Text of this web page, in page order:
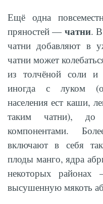
Ещё одна
пряностей — чатни. В
чатни добавляют в
чатни может
из толчёной соли
иногда с луком
населения ест каши,
таким чатни),
компонентами.
включают в себя
плоды манго, ядра
некоторых
высушенную мякоть